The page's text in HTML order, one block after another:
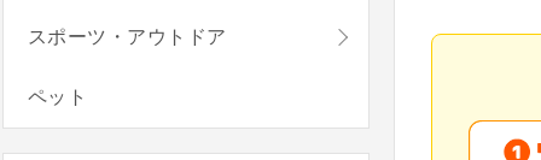
スポーツ・アウトドア
ペット